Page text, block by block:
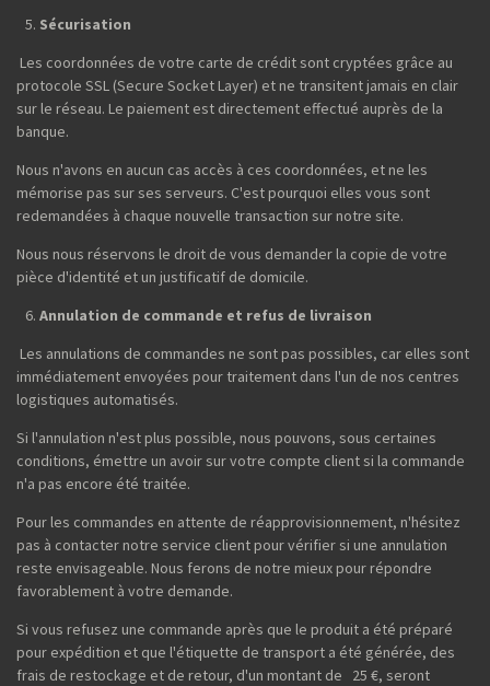
Sécurisation
Les coordonnées de votre carte de crédit sont cryptées grâce au
protocole SSL (Secure Socket Layer) et ne transitent jamais en clair
sur le réseau. Le paiement est directement effectué auprès de la
banque.
Nous n'avons en aucun cas accès à ces coordonnées, et ne les
mémorise pas sur ses serveurs. C'est pourquoi elles vous sont
redemandées à chaque nouvelle transaction sur notre site.
Nous nous réservons le droit de vous demander la copie de votre
pièce d'identité et un justificatif de domicile.
Annulation de commande et refus de livraison
Les annulations de commandes ne sont pas possibles, car elles sont
immédiatement envoyées pour traitement dans l'un de nos centres
logistiques automatisés.
Si l'annulation n'est plus possible, nous pouvons, sous certaines
conditions, émettre un avoir sur votre compte client si la commande
n'a pas encore été traitée.
Pour les commandes en attente de réapprovisionnement, n'hésitez
pas à contacter notre service client pour vérifier si une annulation
reste envisageable. Nous ferons de notre mieux pour répondre
favorablement à votre demande.
Si vous refusez une commande après que le produit a été préparé
pour expédition et que l'étiquette de transport a été générée, des
frais de restockage et de retour, d'un montant de 25 €, seront